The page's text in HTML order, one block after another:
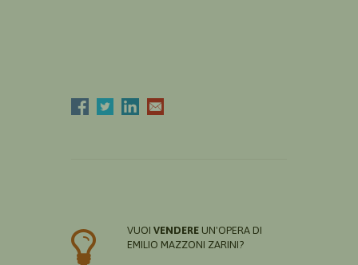
VUOI VENDERE UN'OPERA DI
EMILIO MAZZONI ZARINI?